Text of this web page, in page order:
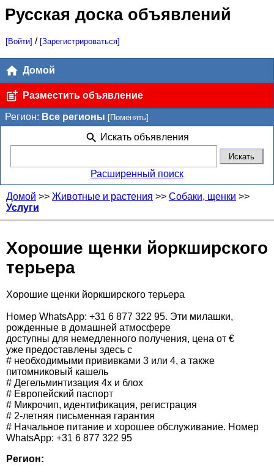
Русская доска объявлений
[Войти] / [Зарегистрироваться]
Домой
Разместить объявление
Регион: Все регионы [Поменять]
Искать объявления
Расширенный поиск
Домой >> Животные и растения >> Собаки, щенки >>
Услуги
Хорошие щенки йоркширского
терьера
Хорошие щенки йоркширского терьера
Номер WhatsApp: +31 6 877 322 95. Эти милашки,
рожденные в домашней атмосфере
доступны для немедленного получения, цена от €
уже предоставлены здесь с
# необходимыми прививками 3 или 4, а также
питомниковый кашель
# Дегельминтизация 4x и блох
# Европейский паспорт
# Микрочип, идентификация, регистрация
# 2-летняя письменная гарантия
# Начальное питание и хорошее обслуживание. Номер
WhatsApp: +31 6 877 322 95
Регион: